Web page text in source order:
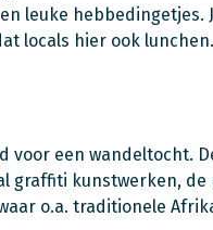
leuke
locals hier ook lunchen.
voor een wandeltocht.
graffiti kunstwerken,
o.a. traditionele